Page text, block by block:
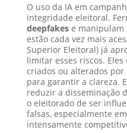
O uso da IA em
integridade eleitoral.
deepfakese manipulam
estão cada vez mais
Superior Eleitoral) já
limitar esses riscos.
criados ou alterados por
para garantir a clareza.
reduzir a disseminação
o eleitorado de ser
falsas, especialmente
intensamente